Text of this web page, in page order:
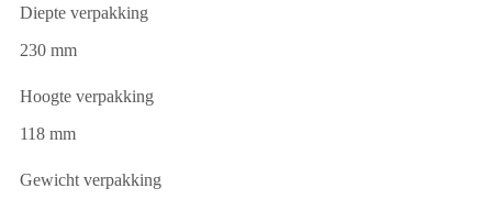
Diepte verpakking
230 mm
Hoogte verpakking
118 mm
Gewicht verpakking